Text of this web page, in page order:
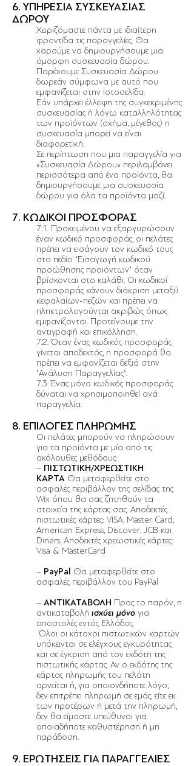
6. ΥΠΗΡΕΣΙΑ ΣΥΣΚΕΥΑΣΙΑΣ
ΔΩΡΟΥ
Χειριζόμαστε πάντα με ιδιαίτερη
φροντίδα τις παραγγελίες. Θα
χαρούμε να δημιουργήσουμε μια
όμορφη συσκευασία δώρου.
Παρέχουμε Συσκευασία Δώρου
δωρεάν σύμφωνα με αυτό που
εμφανίζεται στην Ιστοσελίδα.
Εάν υπάρχει έλλειψη της συγκεκριμένης
συσκευασίας ή λόγω καταλληλότητας
των προϊόντων (σχήμα, μέγεθος) η
συσκευασία μπορεί να είναι
διαφορετική.
Σε περίπτωση που μια παραγγελία για
«Συσκευασία Δώρου» περιλαμβάνει
περισσότερα από ένα προϊόντα, θα
δημιουργήσουμε μια συσκευασία
δώρου για όλα τα προϊόντα μαζί.
7. ΚΩΔΙΚΟΙ ΠΡΟΣΦΟΡΑΣ
7.1. Προκειμένου να εξαργυρώσουν
έναν κωδικό προσφοράς, οι πελάτες
πρέπει να εισάγουν τον κωδικό τους
στο πεδίο "Εισαγωγή κωδικού
προώθησης προιόντων" όταν
βρίσκονται στο καλάθι. Οι κωδικοί
προσφοράς κάνουν διάκριση μεταξύ
κεφαλαίων-πεζών και πρέπει να
πληκτρολογούνται ακριβώς όπως
εμφανίζονται. Προτείνουμε την
αντιγραφή και επικόλληση.
7.2. Όταν ένας κωδικός προσφοράς
γίνεται αποδεκτός, η προσφορά θα
πρέπει να εμφανίζεται δεξιά στην
"Ανάλυση Παραγγελίας".
7.3. Ένας μόνο κωδικός προσφοράς
δύναται να χρησιμοποιηθεί ανά
παραγγελία.
8. ΕΠΙΛΟΓΕΣ ΠΛΗΡΩΜΗΣ
Οι πελάτες μπορούν να πληρώσουν
για τα προϊόντα με μία από τις
ακόλουθες μεθόδους:
– ΠΙΣΤΩΤΙΚΗ/ΧΡΕΩΣΤΙΚΗ
ΚΑΡΤΑ Θα μεταφερθείτε στο
ασφαλές περιβάλλον της σελίδας της
Wix όπου θα σας ζητηθούν τα
στοιχεία της κάρτας σας. Αποδεκτές
πιστωτικές κάρτες: VISA, Master Card,
American Express, Discover, JCB και
Diners. Αποδεκτές χρεωστικές κάρτες:
Visa & MasterCard
– PayPal Θα μεταφερθείτε στο
ασφαλές περιβάλλον του PayPal
– ΑΝΤΙΚΑΤΑΒΟΛΗ Προς το παρόν, η
αντικαταβολή ισχύει μόνο για
αποστολές εντός Ελλάδος.
Όλοι οι κάτοχοι πιστωτικών καρτών
υπόκεινται σε ελέγχους εγκυρότητας
και σε έγκριση από τον εκδότη της
πιστωτικής κάρτας. Αν ο εκδότης της
κάρτας πληρωμής του πελάτη
αρνείται ή, για οποιονδήποτε λόγο,
δεν επιτρέπει πληρωμή σε εμάς, είτε εκ
των προτέρων ή μετά την πληρωμή,
δεν θα είμαστε υπεύθυνοι για
οποιαδήποτε καθυστέρηση ή μη
παράδοση.
9. ΕΡΩΤΗΣΕΙΣ ΓΙΑ ΠΑΡΑΓΓΕΛΙΕΣ